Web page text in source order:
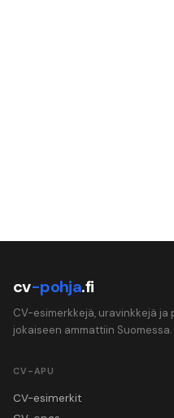
cv-pohja.fi
CV-esimerkkejä, uravinkkejä ja
jokaiseen ammattiin Suomessa.
CV-APU
CV-esimerkit